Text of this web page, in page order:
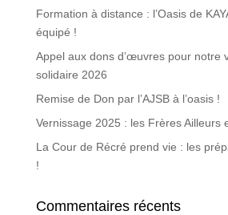
Formation à distance : l’Oasis de
équipé !
Appel aux dons d’œuvres pour notre
solidaire 2026
Remise de Don par l’AJSB à l’oasis !
Vernissage 2025 : les Frères Ailleurs
La Cour de Récré prend vie : les
!
Commentaires récents